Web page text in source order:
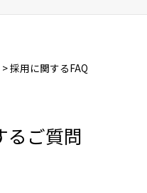
採用に関するFAQ
るご質問